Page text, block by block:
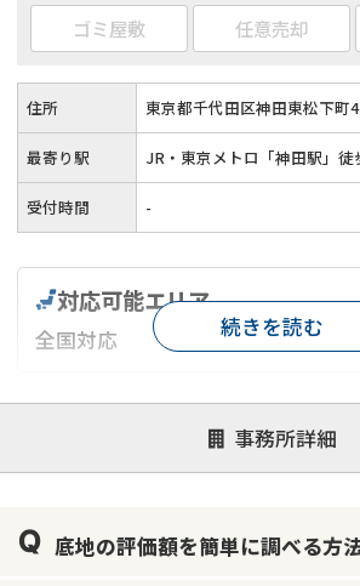
ゴミ屋敷
任意売却
住所 東京都千代田区神田東松下町
最寄り駅 JR・東京メトロ「神田駅」徒
受付時間 -
事務所詳細
対応可能エリア
全国対応
対応が親身 オンライン面談可能
1億円以上の買取可
続きを読む
底地の評価額を簡単に調べる方